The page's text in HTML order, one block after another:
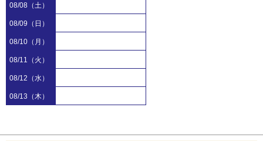
08/08（土）
08/09（日）
08/10（月）
08/11（火）
08/12（水）
08/13（木）